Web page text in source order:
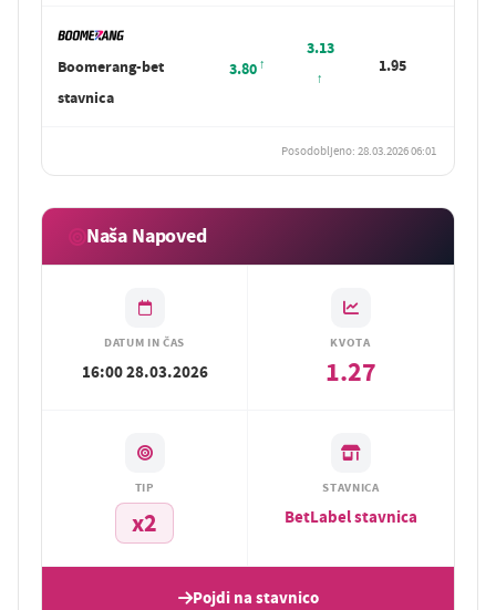
Boomerang-bet
stavnica
3.80
3.13
1.95
Posodobljeno: 28.03.2026 06:01
Naša Napoved
DATUM IN ČAS
16:00 28.03.2026
KVOTA
1.27
TIP
x2
STAVNICA
BetLabel stavnica
Pojdi na stavnico